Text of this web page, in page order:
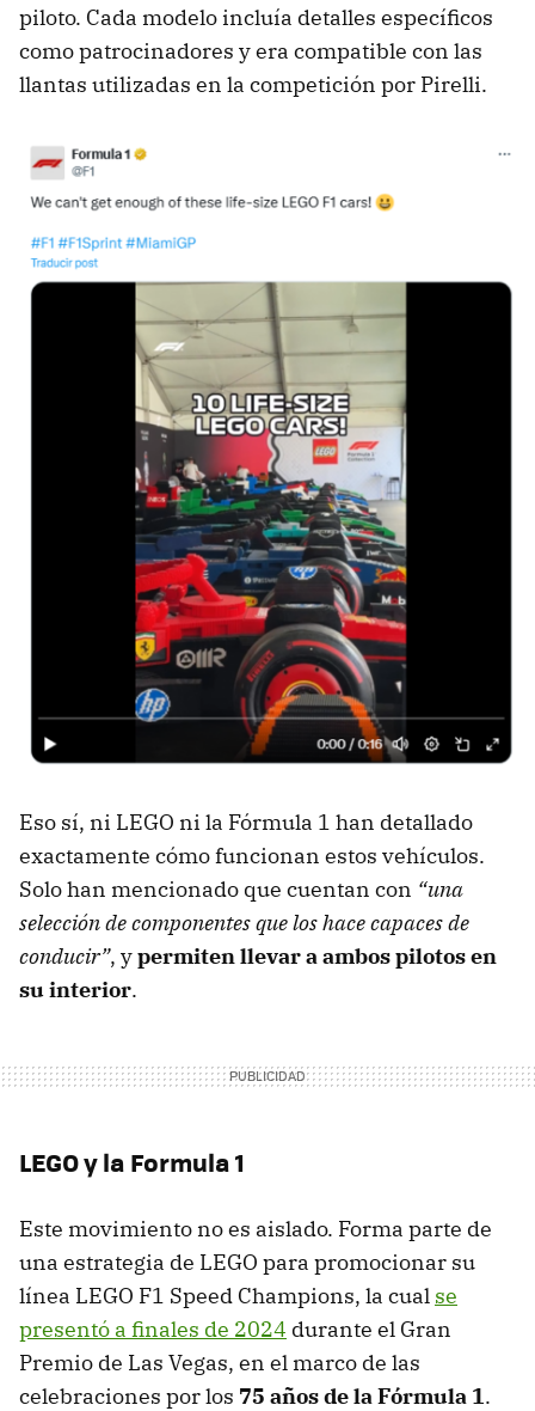
piloto. Cada modelo incluía detalles específicos
como patrocinadores y era compatible con las
llantas utilizadas en la competición por Pirelli.
Eso sí, ni LEGO ni la Fórmula 1 han detallado
exactamente cómo funcionan estos vehículos.
Solo han mencionado que cuentan con “una
selección de componentes que los hace capaces de
conducir”, ypermiten llevar a ambos pilotos en
su interior.
LEGO y la Formula 1
Este movimiento no es aislado. Forma parte de
una estrategia de LEGO para promocionar su
línea LEGO F1 Speed Champions, la cual se
presentó a finales de 2024 durante el Gran
Premio de Las Vegas, en el marco de las
celebraciones por los 75 años de la Fórmula 1.